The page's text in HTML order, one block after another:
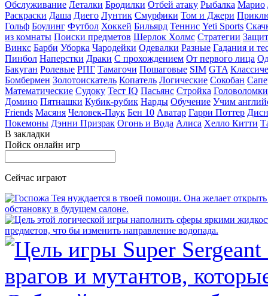
Обслуживание Леталки Бродилки Отбей атаку Рыбалка Марио
Раскраски Даша Диего Лунтик Смурфики Том и Джери
Гольф Боулинг Футбол Хоккей Бильярд Теннис Yeti Sports
из комнаты Поиски предметов Шерлок Холмс Стратегии
Винкс Барби Уборка Чародейки Одевалки Разные Гадания и
Пинбол Наперстки Драки С прохождением От первого лица
Бакуган Ролевые РПГ Тамагочи Пошаговые SIM GTA
Бомбермен Золотоискатель Копатель Логические Сокобан
Математические Судоку Тест IQ Пасьянс Стройка Головоломки
Домино Пятнашки Кубик-рубик Нарды Обучение Учим
Friends Масяня Человек-Паук Бен 10 Аватар Гарри Поттер
Покемоны Дэнни Призрак Огонь и Вода Алиса Хелло Китти
В закладки
Пойск онлайн игр
Сейчас играют